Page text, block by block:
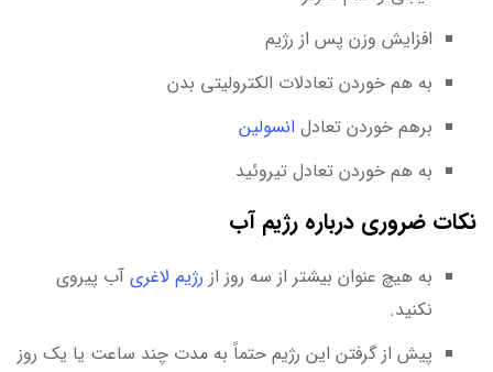
افزایش وزن پس از رژیم
به هم خوردن تعادلات الکترولیتی بدن
برهم خوردن تعادل انسولین
به هم خوردن تعادل تیروئید
نکات ضروری درباره رژیم آب
به هیچ عنوان بیشتر از سه روز از رژیم لاغری آب پیروی
نکنید.
پیش از گرفتن این رژیم حتماً به مدت چند ساعت یا یک روز